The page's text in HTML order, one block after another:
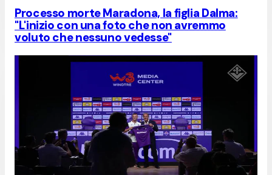
Processo morte Maradona, la figlia Dalma:
"L'inizio con una foto che non avremmo
voluto che nessuno vedesse"